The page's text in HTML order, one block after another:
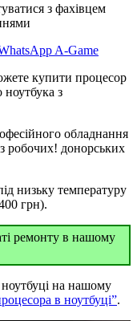
з фахівцем
купити процесор
з
обладнання
робочих! донорських
низьку температуру
грн).
ремонту в нашому
на нашому
в ноутбуці”.